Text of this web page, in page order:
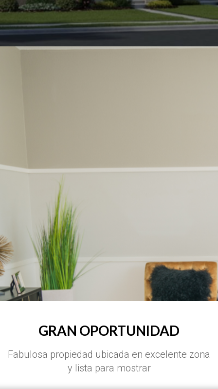
GRAN OPORTUNIDAD
Fabulosa propiedad ubicada en excelente zona
y lista para mostrar